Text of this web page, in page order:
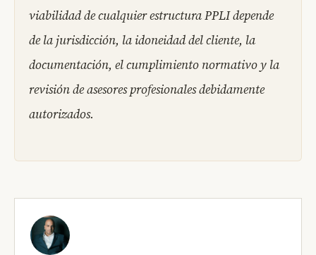
viabilidad de cualquier estructura PPLI depende
de la jurisdicción, la idoneidad del cliente, la
documentación, el cumplimiento normativo y la
revisión de asesores profesionales debidamente
autorizados.